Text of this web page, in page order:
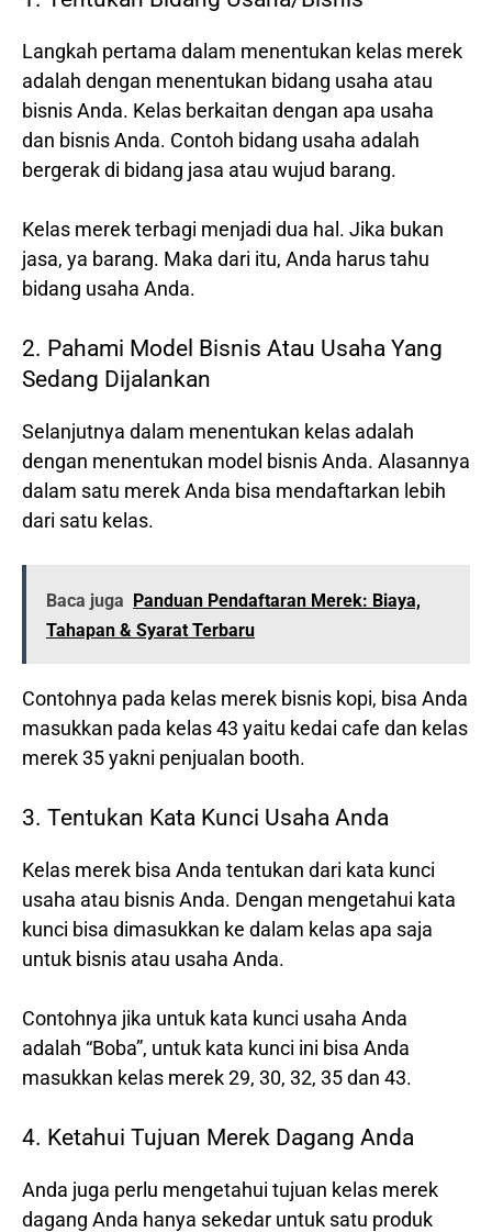
Langkah pertama dalam menentukan kelas merek
adalah dengan menentukan bidang usaha atau
bisnis Anda. Kelas berkaitan dengan apa usaha
dan bisnis Anda. Contoh bidang usaha adalah
bergerak di bidang jasa atau wujud barang.
Kelas merek terbagi menjadi dua hal. Jika bukan
jasa, ya barang. Maka dari itu, Anda harus tahu
bidang usaha Anda.
2. Pahami Model Bisnis Atau Usaha Yang
Sedang Dijalankan
Selanjutnya dalam menentukan kelas adalah
dengan menentukan model bisnis Anda. Alasannya
dalam satu merek Anda bisa mendaftarkan lebih
dari satu kelas.
Baca juga Panduan Pendaftaran Merek: Biaya,
Tahapan & Syarat Terbaru
Contohnya pada kelas merek bisnis kopi, bisa Anda
masukkan pada kelas 43 yaitu kedai cafe dan kelas
merek 35 yakni penjualan booth.
3. Tentukan Kata Kunci Usaha Anda
Kelas merek bisa Anda tentukan dari kata kunci
usaha atau bisnis Anda. Dengan mengetahui kata
kunci bisa dimasukkan ke dalam kelas apa saja
untuk bisnis atau usaha Anda.
Contohnya jika untuk kata kunci usaha Anda
adalah “Boba”, untuk kata kunci ini bisa Anda
masukkan kelas merek 29, 30, 32, 35 dan 43.
4. Ketahui Tujuan Merek Dagang Anda
Anda juga perlu mengetahui tujuan kelas merek
dagang Anda hanya sekedar untuk satu produk